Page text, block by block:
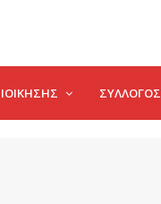
ΣΥΛΛΟΓΟΣ